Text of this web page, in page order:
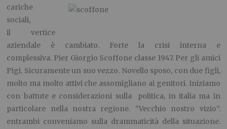
cariche
sociali,
il vertice
aziendale è cambiato. Forte la crisi interna e
complessiva. Pier Giorgio Scoffone classe 1947. Per gli amici
Pigi. Sicuramente un suo vezzo. Novello sposo, con due figli,
molto ma molto attivi che assomigliano ai genitori. Iniziamo
con battute e considerazioni sulla politica, in italia ma in
particolare nella nostra regione. “Vecchio nostro vizio”.
entrambi conveniamo sulla drammaticità della situazione.